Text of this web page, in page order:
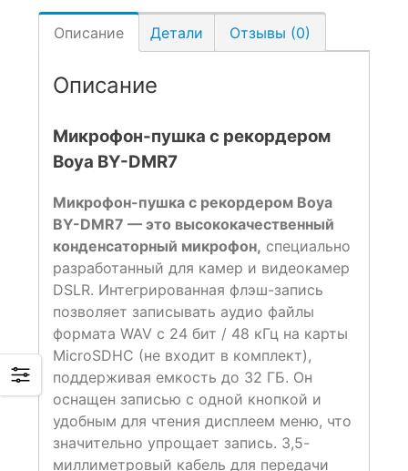
Описание Детали Отзывы (0)
Описание
Микрофон-пушка с рекордером
Boya BY-DMR7
Микрофон-пушка с рекордером Boya
BY-DMR7 — это высококачественный
конденсаторный микрофон, специально
разработанный для камер и видеокамер
DSLR. Интегрированная флэш-запись
позволяет записывать аудио файлы
формата WAV с 24 бит / 48 кГц на карты
MicroSDHC (не входит в комплект),
поддерживая емкость до 32 ГБ. Он
оснащен записью с одной кнопкой и
удобным для чтения дисплеем меню, что
значительно упрощает запись. 3,5-
миллиметровый кабель для передачи